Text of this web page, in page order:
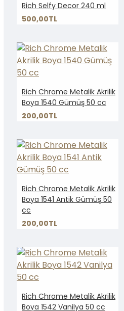
Rich Selfy Decor 240 ml
500,00TL
Rich Chrome Metalik Akrilik
Boya 1540 Gümüş 50 cc
200,00TL
Rich Chrome Metalik Akrilik
Boya 1541 Antik Gümüş 50
cc
200,00TL
Rich Chrome Metalik Akrilik
Boya 1542 Vanilya 50 cc